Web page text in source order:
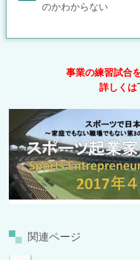
のかわからない
事業の練習試合
詳しくは
関連ページ